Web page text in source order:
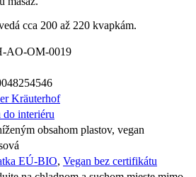
cca 200 až 220 kvapkám.
AO-OM-0019
Kräuterhof
do interiéru
obsahom plastov, vegan
EÚ-BIO, Vegan bez certifikátu